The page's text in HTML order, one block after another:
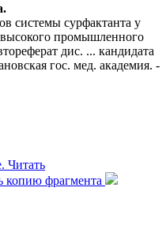
системы сурфактанта у
промышленного
дис. ... кандидата
гос. мед. академия. -
Читать
копию фрагмента